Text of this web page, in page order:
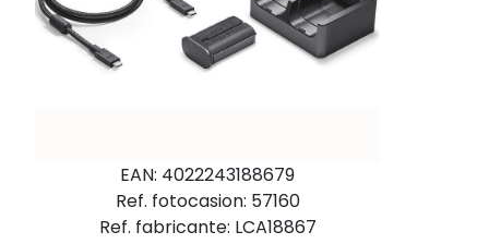
EAN: 4022243188679
Ref. fotocasion: 57160
Ref. fabricante: LCA18867